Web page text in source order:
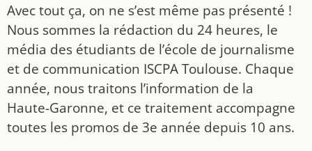
Avec tout ça, on ne s’est même pas présenté !
Nous sommes la rédaction du 24 heures, le
média des étudiants de l’école de journalisme
et de communication ISCPA Toulouse. Chaque
année, nous traitons l’information de la
Haute-Garonne, et ce traitement accompagne
toutes les promos de 3e année depuis 10 ans.